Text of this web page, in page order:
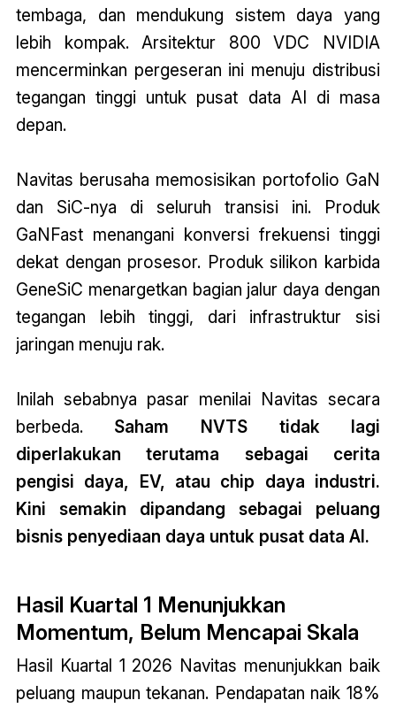
tembaga, dan mendukung sistem daya yang
lebih kompak. Arsitektur 800 VDC NVIDIA
mencerminkan pergeseran ini menuju distribusi
tegangan tinggi untuk pusat data AI di masa
depan.
Navitas berusaha memosisikan portofolio GaN
dan SiC-nya di seluruh transisi ini. Produk
GaNFast menangani konversi frekuensi tinggi
dekat dengan prosesor. Produk silikon karbida
GeneSiC menargetkan bagian jalur daya dengan
tegangan lebih tinggi, dari infrastruktur sisi
jaringan menuju rak.
Inilah sebabnya pasar menilai Navitas secara
berbeda. Saham NVTS tidak lagi
diperlakukan terutama sebagai cerita
pengisi daya, EV, atau chip daya industri.
Kini semakin dipandang sebagai peluang
bisnis penyediaan daya untuk pusat data AI.
Hasil Kuartal 1 Menunjukkan
Momentum, Belum Mencapai Skala
Hasil Kuartal 1 2026 Navitas menunjukkan baik
peluang maupun tekanan. Pendapatan naik 18%